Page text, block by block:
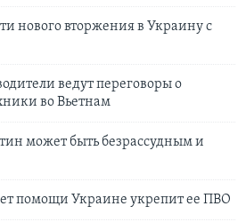
нового вторжения в Украину с
ведут переговоры о
во Вьетнам
может быть безрассудным и
помощи Украине укрепит ее ПВО